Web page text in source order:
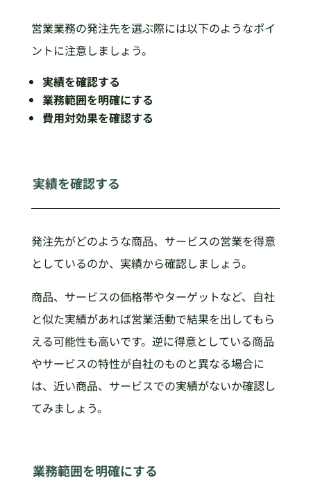
営業業務の発注先を選ぶ際には以下のようなポイ
ントに注意しましょう。
実績を確認する
業務範囲を明確にする
費用対効果を確認する
実績を確認する
発注先がどのような商品、サービスの営業を得意
としているのか、実績から確認しましょう。
商品、サービスの価格帯やターゲットなど、自社
と似た実績があれば営業活動で結果を出してもら
える可能性も高いです。逆に得意としている商品
やサービスの特性が自社のものと異なる場合に
は、近い商品、サービスでの実績がないか確認し
てみましょう。
業務範囲を明確にする